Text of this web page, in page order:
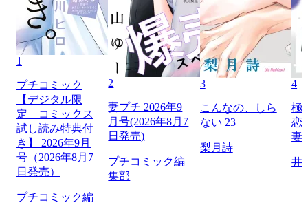
1
プチコミック
【デジタル限
定 コミックス
試し読み特典付
き】 2026年9月
号（2026年8月7
日発売）
プチコミック編
2
妻プチ 2026年9
月号(2026年8月7
日発売)
プチコミック編
集部
3
こんなの、しら
ない 23
梨月詩
4
極
恋
妻
井